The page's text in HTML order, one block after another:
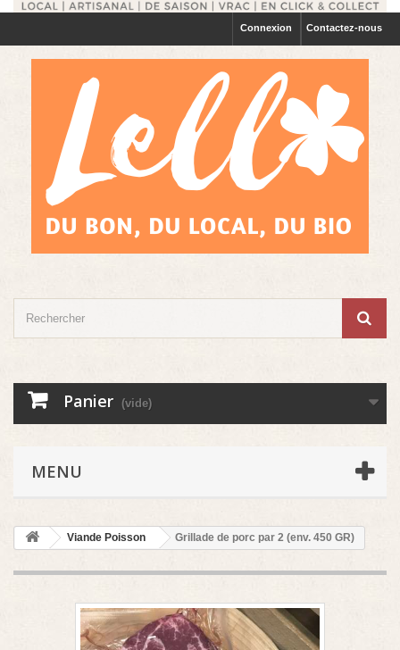
Contactez-nous
Connexion
Panier (vide)
MENU
Viande Poisson Grillade de porc par 2 (env. 450 GR)